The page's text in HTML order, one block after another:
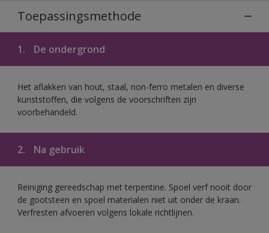
Toepassingsmethode
1. De ondergrond
Het aflakken van hout, staal, non-ferro metalen en diverse
kunststoffen, die volgens de voorschriften zijn
voorbehandeld.
2. Na gebruik
Reiniging gereedschap met terpentine. Spoel verf nooit door
de gootsteen en spoel materialen niet uit onder de kraan.
Verfresten afvoeren volgens lokale richtlijnen.